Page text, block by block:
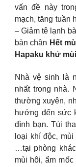
vấn đề này
mạch, tăng tuần
– Giảm tê lạnh
bàn chân Hết
Hapaku khử
Nhà vệ sinh là
nhất trong nhà.
thường xuyên,
hưởng đến sức
đình bạn. Túi
loại khí độc,
…tại phòng
mùi hôi, ẩm